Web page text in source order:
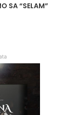
SA “SELAM”